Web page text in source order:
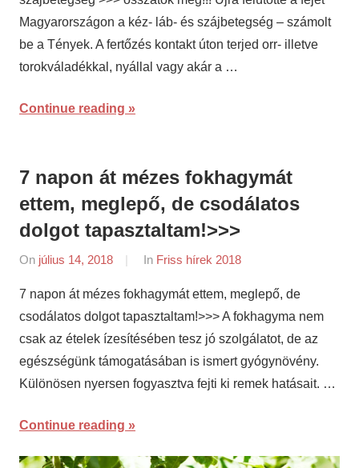
Magyarországon a kéz- láb- és szájbetegség – számolt
be a Tények. A fertőzés kontakt úton terjed orr- illetve
torokváladékkal, nyállal vagy akár a …
Continue reading
7 napon át mézes fokhagymát
ettem, meglepő, de csodálatos
dolgot tapasztaltam!>>>
On július 14, 2018
By
In Friss hírek 2018
7 napon át mézes fokhagymát ettem, meglepő, de
csodálatos dolgot tapasztaltam!>>> A fokhagyma nem
csak az ételek ízesítésében tesz jó szolgálatot, de az
egészségünk támogatásában is ismert gyógynövény.
Különösen nyersen fogyasztva fejti ki remek hatásait. …
Continue reading